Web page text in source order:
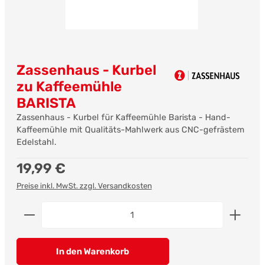
Zassenhaus - Kurbel
zu Kaffeemühle
BARISTA
Zassenhaus - Kurbel für Kaffeemühle Barista - Hand-
Kaffeemühle mit Qualitäts-Mahlwerk aus CNC-gefrästem
Edelstahl.
Regulärer Preis:
19,99 €
Preise inkl. MwSt. zzgl. Versandkosten
Produkt Anzahl: Gib den gewünschten Wert ein
In den Warenkorb